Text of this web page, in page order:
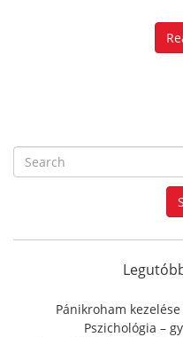
Pánikroham
Pszichológia –